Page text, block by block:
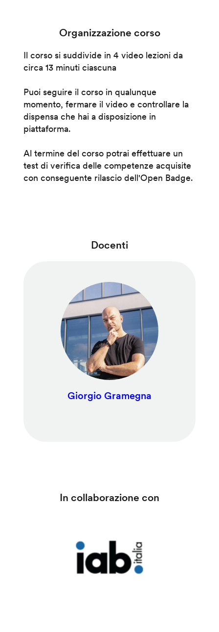
Organizzazione corso
Il corso si suddivide in 4 video lezioni da
circa 13 minuti ciascuna
Puoi seguire il corso in qualunque
momento, fermare il video e controllare la
dispensa che hai a disposizione in
piattaforma.
Al termine del corso potrai effettuare un
test di verifica delle competenze acquisite
con conseguente rilascio dell'Open Badge.
Docenti
Giorgio Gramegna
In collaborazione con